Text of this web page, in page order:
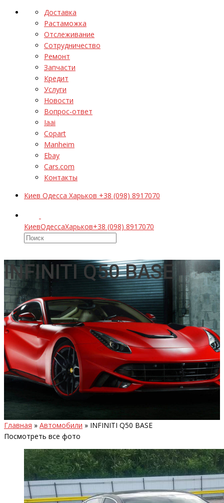
Доставка
Растаможка
Отслеживание
Сотрудничество
Ремонт
Запчасти
Кредит
Услуги
Новости
Вопрос-ответ
Iaai
Copart
Manheim
Ebay
Cars.com
Контакты
Киев Одесса Харьков +38 (098) 8917070
КиевОдессаХарьков+38 (098) 8917070
INFINITI Q50 BASE
Главная » Автомобили » INFINITI Q50 BASE
Посмотреть все фото